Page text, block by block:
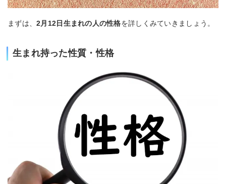
まずは、2月12日生まれの人の性格を詳しくみていきましょう。
生まれ持った性質・性格